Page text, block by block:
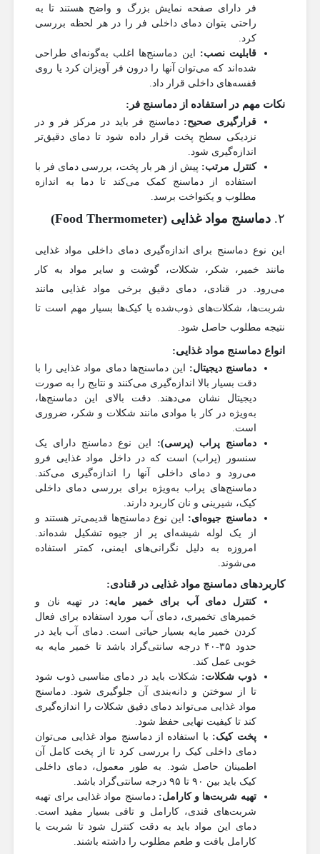
فر دارای صفحه نمایش بزرگ و واضح هستند تا به
راحتی بتوان دمای داخلی فر را در هر لحظه بررسی
کرد.
قابلیت نصب:این دماسنج‌ها اغلب به‌گونه‌ای طراحی
شده‌اند که می‌توان آنها را درون فر آویزان کرد یا روی
قفسه‌های داخلی قرار داد.
نکات مهم در استفاده از دماسنج فر:
قرارگیری صحیح:دماسنج فر باید در مرکز فر و در
نزدیکی سطح پخت قرار داده شود تا دمای دقیق‌تر
اندازه‌گیری شود.
کنترل مرتب:پیش از هر بار پخت، بررسی دمای فر با
استفاده از دماسنج کمک می‌کند تا دما به اندازه
مطلوب و یکنواخت برسد.
۲. دماسنج مواد غذایی (Food Thermometer)
این نوع دماسنج برای اندازه‌گیری دمای داخلی مواد غذایی
مانند خمیر، شکر، شکلات، گوشت و سایر مواد به کار
می‌رود. در قنادی، دمای دقیق برخی مواد غذایی مانند
شربت‌ها، شکلات‌های ذوب‌شده یا کیک‌ها بسیار مهم است تا
نتیجه مطلوب حاصل شود.
انواع دماسنج مواد غذایی:
دماسنج دیجیتال:این دماسنج‌ها دمای مواد غذایی را با
دقت بسیار بالا اندازه‌گیری می‌کنند و نتایج را به صورت
دیجیتال نشان می‌دهند. دقت بالای این دماسنج‌ها،
به‌ویژه در کار با موادی مانند شکلات و شکر، ضروری
است.
دماسنج پراب (پرسی):این نوع دماسنج دارای یک
سنسور (پراب) است که در داخل مواد غذایی فرو
می‌رود و دمای داخلی آنها را اندازه‌گیری می‌کند.
دماسنج‌های پراب به‌ویژه برای بررسی دمای داخلی
کیک، شیرینی و نان کاربرد دارند.
دماسنج جیوه‌ای:این نوع دماسنج‌ها قدیمی‌تر هستند و
از یک لوله شیشه‌ای پر از جیوه تشکیل شده‌اند.
امروزه به دلیل نگرانی‌های ایمنی، کمتر استفاده
می‌شوند.
کاربردهای دماسنج مواد غذایی در قنادی:
کنترل دمای آب برای خمیر مایه:در تهیه نان و
خمیرهای تخمیری، دمای آب مورد استفاده برای فعال
کردن خمیر مایه بسیار حیاتی است. دمای آب باید در
حدود ۳۵-۴۰ درجه سانتی‌گراد باشد تا خمیر مایه به
خوبی عمل کند.
ذوب شکلات:شکلات باید در دمای مناسبی ذوب شود
تا از سوختن و دانه‌بندی آن جلوگیری شود. دماسنج
مواد غذایی می‌تواند دمای دقیق شکلات را اندازه‌گیری
کند تا کیفیت نهایی حفظ شود.
پخت کیک:با استفاده از دماسنج مواد غذایی می‌توان
دمای داخلی کیک را بررسی کرد تا از پخت کامل آن
اطمینان حاصل شود. به طور معمول، دمای داخلی
کیک باید بین ۹۰ تا ۹۵ درجه سانتی‌گراد باشد.
تهیه شربت‌ها و کارامل:دماسنج مواد غذایی برای تهیه
شربت‌های قندی، کارامل و تافی بسیار مفید است.
دمای این مواد باید به دقت کنترل شود تا شربت یا
کارامل بافت و طعم مطلوب را داشته باشند.